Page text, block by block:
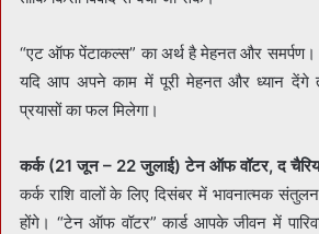
“एट ऑफ पेंटाकल्स” का अर्थ है मेहनत और समर्पण।
यदि आप अपने काम में पूरी मेहनत और ध्यान देंगे
प्रयासों का फल मिलेगा।
कर्क (21 जून – 22 जुलाई) टेन ऑफ वॉटर, द
कर्क राशि वालों के लिए दिसंबर में भावनात्मक
होंगे। “टेन ऑफ वॉटर” कार्ड आपके जीवन में